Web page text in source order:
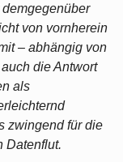
demgegenüber
von vornherein
– abhängig von
die Antwort
als
zwingend für die
Datenflut.